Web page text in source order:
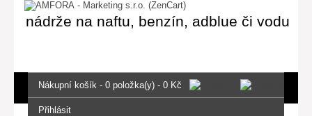
nádrže na naftu, benzín, adblue či vodu
Nákupní košík - 0 položka(y) - 0 Kč
Přihlásit